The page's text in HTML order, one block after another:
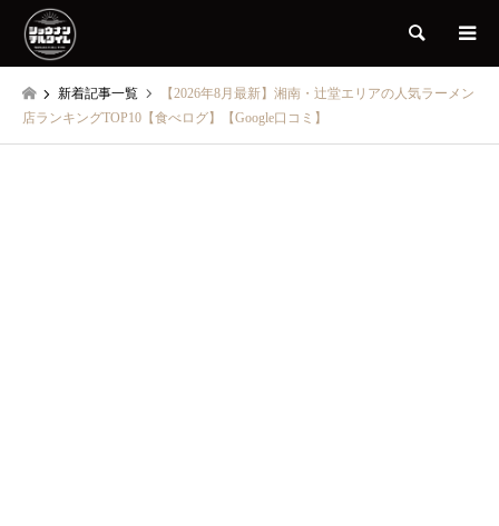
検索
新着記事一覧
【2026年8月最新】湘南・辻堂エリアの人気ラーメン
店ランキングTOP10【食べログ】【Google口コミ】